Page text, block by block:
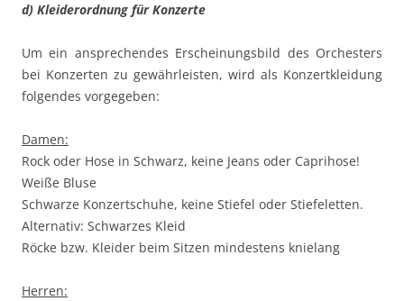
d) Kleiderordnung für Konzerte
Um ein ansprechendes Erscheinungsbild des Orchesters
bei Konzerten zu gewährleisten, wird als Konzertkleidung
folgendes vorgegeben:
Damen:
Rock oder Hose in Schwarz, keine Jeans oder Caprihose!
Weiße Bluse
Schwarze Konzertschuhe, keine Stiefel oder Stiefeletten.
Alternativ: Schwarzes Kleid
Röcke bzw. Kleider beim Sitzen mindestens knielang
Herren: